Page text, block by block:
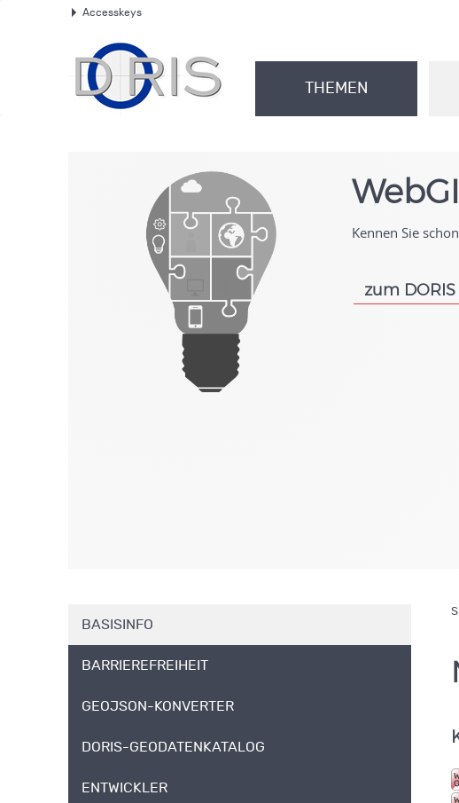
Accesskeys
THEMEN
Kennen Sie
zum
BASISINFO
BARRIEREFREIHEIT
GEOJSON-KONVERTER
DORIS-GEODATENKATALOG
ENTWICKLER